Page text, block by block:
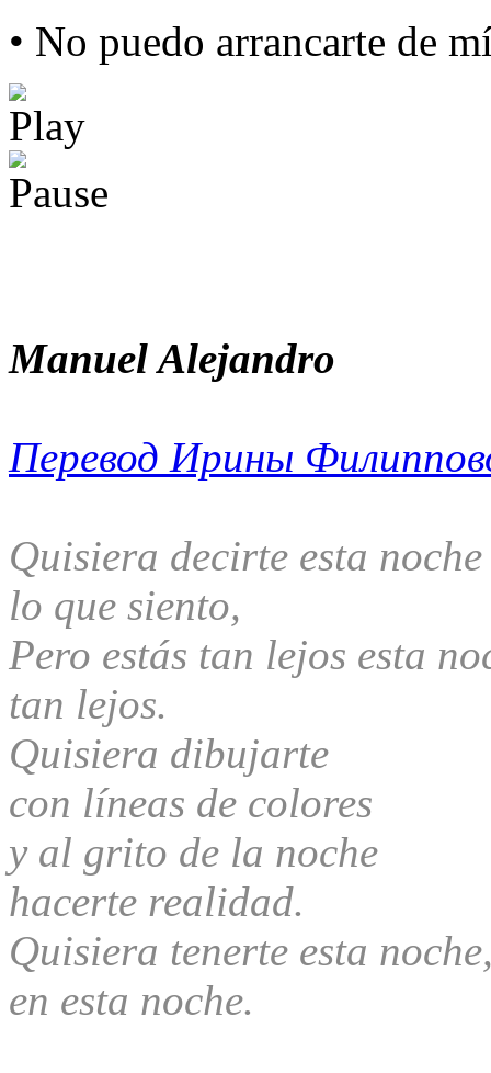
• No puedo arrancarte de
Manuel Alejandro
Перевод Ирины
Quisiera decirte esta
lo que siento,
Pero estás tan lejos esta
tan lejos.
Quisiera dibujarte
con líneas de colores
y al grito de la noche
hacerte realidad.
Quisiera tenerte esta
en esta noche.